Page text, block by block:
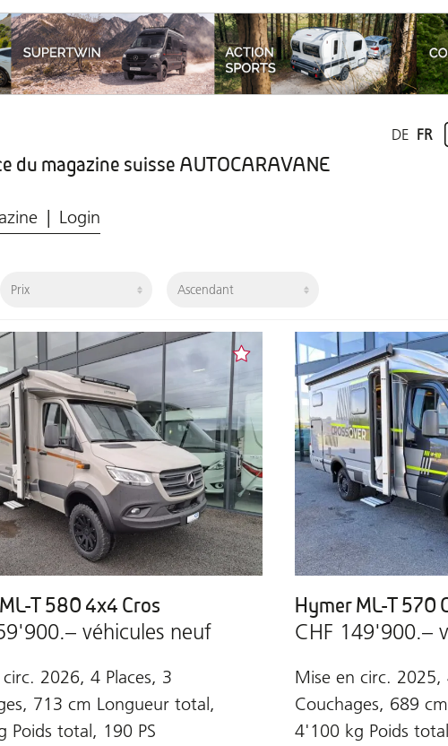
du magazine suisse AUTOCARAVANE
FR
DE
Login
T 580 4x4 Cros
véhicules neuf
2026, 4 Places, 3
713 cm Longueur total,
Poids total, 190 PS
Hymer ML-T 570
CHF 149'900.–
Mise en circ. 2025,
Couchages, 689
4'100 kg Poids